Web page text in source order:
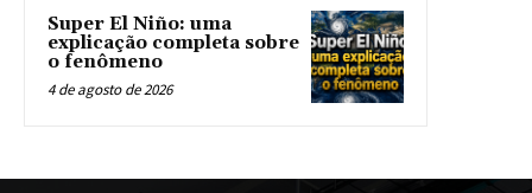
Super El Niño: uma
explicação completa sobre
o fenômeno
4 de agosto de 2026